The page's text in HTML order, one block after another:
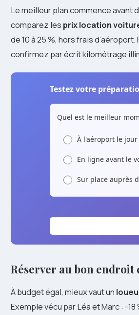
Le meilleur plan commence avant
comparez les prix location
de 10 à 25 %, hors frais
confirmez par écrit kilométrage
Testez votre
Quel est le meilleur
À l'aéroport le
En ligne avant le
Sur place auprès
Réserver au bon endroit
À budget égal, mieux vaut un
Exemple vécu par Léa et Marc : -